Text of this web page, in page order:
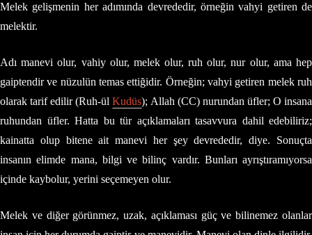
Melek gelişmenin her adımında devrededir, örneğin vahyi getiren de
melektir.
Adı manevi olur, vahiy olur, melek olur, ruh olur, nur olur, ama hep
gaiptendir ve nüzulün temas ettiğidir. Örneğin; vahyi getiren melek ruh
olarak tarif edilir (Ruh-ülKudüs); Allah (CC) nurundan üfler; O insana
ruhundan üfler. Hatta bu tür açıklamaları tasavvura dahil edebiliriz;
kainatta olup bitene ait manevi her şey devrededir, diye. Sonuçta
insanın elimde mana, bilgi ve bilinç vardır. Bunları ayrıştıramıyorsa
içinde kaybolur, yerini seçemeyen olur.
Melek ve diğer görünmez, uzak, açıklaması güç ve bilinemez olanlar